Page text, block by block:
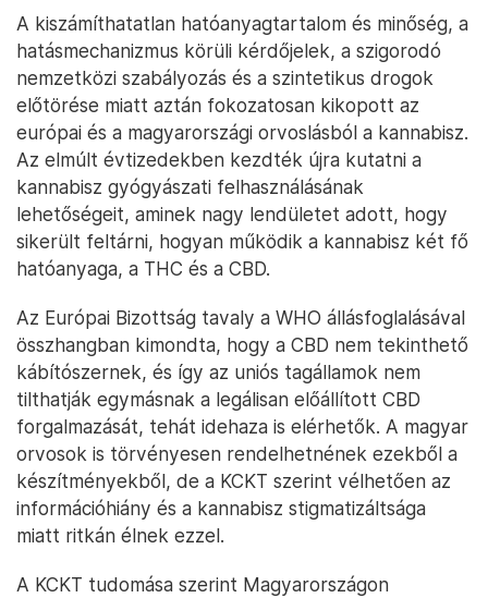
A kiszámíthatatlan hatóanyagtartalom és minőség, a
hatásmechanizmus körüli kérdőjelek, a szigorodó
nemzetközi szabályozás és a szintetikus drogok
előtörése miatt aztán fokozatosan kikopott az
európai és a magyarországi orvoslásból a kannabisz.
Az elmúlt évtizedekben kezdték újra kutatni a
kannabisz gyógyászati felhasználásának
lehetőségeit, aminek nagy lendületet adott, hogy
sikerült feltárni, hogyan működik a kannabisz két fő
hatóanyaga, a THC és a CBD.
Az Európai Bizottság tavaly a WHO állásfoglalásával
összhangban kimondta, hogy a CBD nem tekinthető
kábítószernek, és így az uniós tagállamok nem
tilthatják egymásnak a legálisan előállított CBD
forgalmazását, tehát idehaza is elérhetők. A magyar
orvosok is törvényesen rendelhetnének ezekből a
készítményekből, de a KCKT szerint vélhetően az
információhiány és a kannabisz stigmatizáltsága
miatt ritkán élnek ezzel.
A KCKT tudomása szerint Magyarországon